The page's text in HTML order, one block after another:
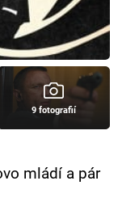
9 fotografií
mládí a pár